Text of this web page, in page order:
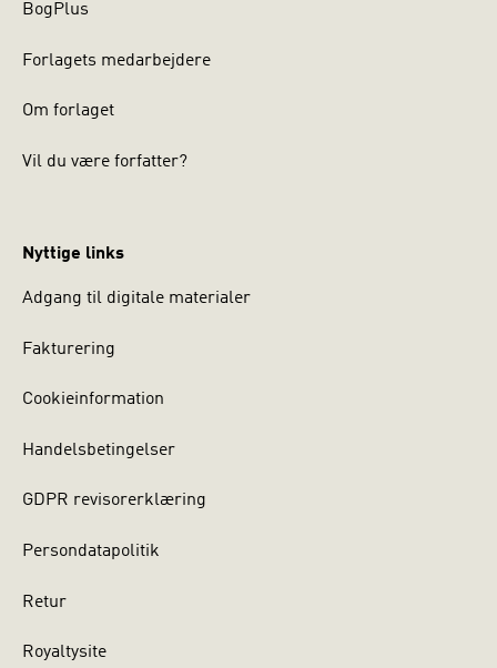
BogPlus
Forlagets medarbejdere
Om forlaget
Vil du være forfatter?
Nyttige links
Adgang til digitale materialer
Fakturering
Cookieinformation
Handelsbetingelser
GDPR revisorerklæring
Persondatapolitik
Retur
Royaltysite